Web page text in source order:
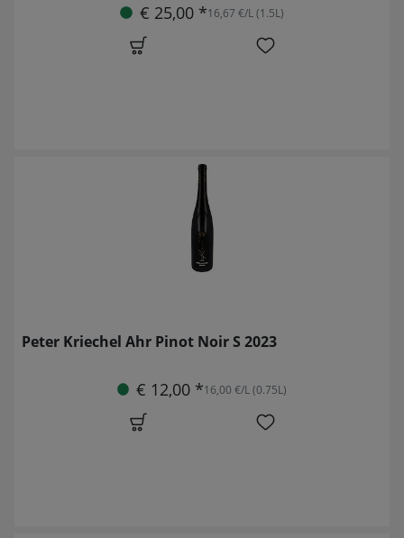
€ 25,00 *16,67 €/L (1.5L)
Peter Kriechel Ahr Pinot Noir S 2023
€ 12,00 *16,00 €/L (0.75L)